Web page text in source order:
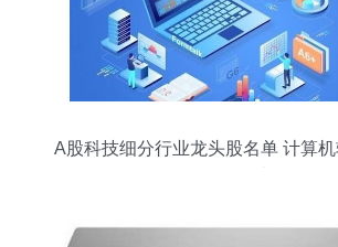
A股科技细分行业龙头股名单 计算